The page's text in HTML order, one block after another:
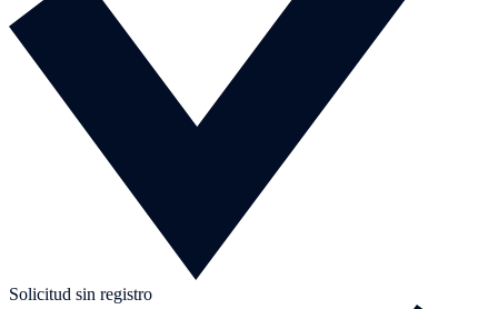
Solicitud sin registro